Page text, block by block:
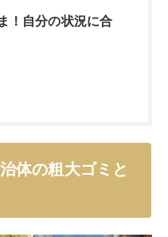
！自分の状況に合
体の粗大ゴミと